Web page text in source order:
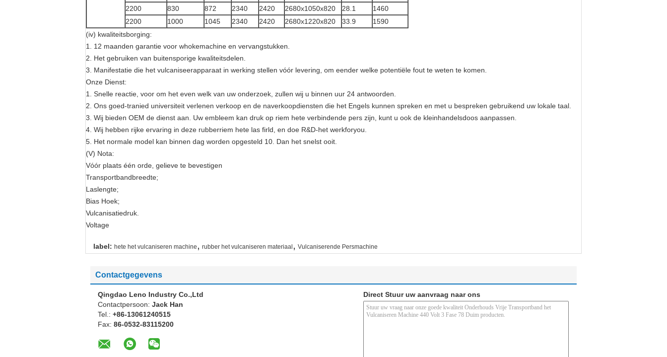
2200
830 872 2340 2420 2680x1050x820 28.1
1460
2200
1000 1045 2340 2420 2680x1220x820 33.9
1590
(iv) kwaliteitsborging:
1. 12 maanden garantie voor whokemachine en vervangstukken.
2. Het gebruiken van buitensporige kwaliteitsdelen.
3. Manifestatie die het vulcaniseerapparaat in werking stellen vóór levering, om eender welke potentiële fout te weten te komen.
Onze Dienst:
1. Snelle reactie, voor om het even welk van uw onderzoek, zullen wij u binnen uur 24 antwoorden.
2. Ons goed-tranied universiteit verlenen verkoop en de naverkoopdiensten die het Engels kunnen spreken en met u bespreken gebruikend uw lokale taal.
3. Wij bieden OEM de dienst aan. Uw embleem kan druk op riem hete verbindende pers zijn, kunt u ook de kleinhandelsdoos aanpassen.
4. Wij hebben rijke ervaring in deze rubberriem hete las firld, en doe R&D-het werkforyou.
5. Het normale model kan binnen dag worden opgesteld 10. Dan het snelst ooit.
(V) Nota:
Vóór plaats één orde, gelieve te bevestigen
Transportbandbreedte;
Laslengte;
Bias Hoek;
Vulcanisatiedruk.
Voltage
label: hete het vulcaniseren machine , rubber het vulcaniseren materiaal , Vulcaniserende Persmachine
Contactgegevens
Qingdao Leno Industry Co.,Ltd
Contactpersoon: Jack Han
Tel.: +86-13061240515
Fax: 86-0532-83115200
Direct Stuur uw aanvraag naar ons